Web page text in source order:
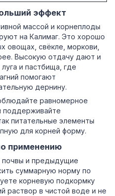
эффект
массой и корнеплоды
на Калимаг. Это хорошо
овощах, свёкле, моркови,
Высокую отдачу дают и
и пастбища, где
помогают
дернину.
равномерное
поддерживайте
питательные элементы
для корней форму.
применению
почвы и предыдущие
суммарную норму по
корневую подкормку
раствор в чистой воде и не